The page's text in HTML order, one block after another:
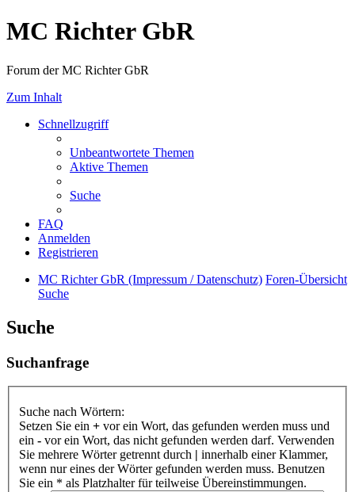
MC Richter GbR
Forum der MC Richter GbR
Zum Inhalt
Schnellzugriff
Unbeantwortete Themen
Aktive Themen
Suche
FAQ
Anmelden
Registrieren
MC Richter GbR (Impressum / Datenschutz) Foren-Übersicht
Suche
Suche
Suchanfrage
Suche nach Wörtern:
Setzen Sie ein + vor ein Wort, das gefunden werden muss und
ein - vor ein Wort, das nicht gefunden werden darf. Verwenden
Sie mehrere Wörter getrennt durch | innerhalb einer Klammer,
wenn nur eines der Wörter gefunden werden muss. Benutzen
Sie ein * als Platzhalter für teilweise Übereinstimmungen.